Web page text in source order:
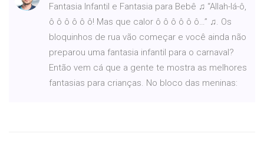
Fantasia Infantil e Fantasia para Bebê ♫ “Allah-lá-ô,
ô ô ô ô ô ô! Mas que calor ô ô ô ô ô ô…” ♫. Os
bloquinhos de rua vão começar e você ainda não
preparou uma fantasia infantil para o carnaval?
Então vem cá que a gente te mostra as melhores
fantasias para crianças. No bloco das meninas: